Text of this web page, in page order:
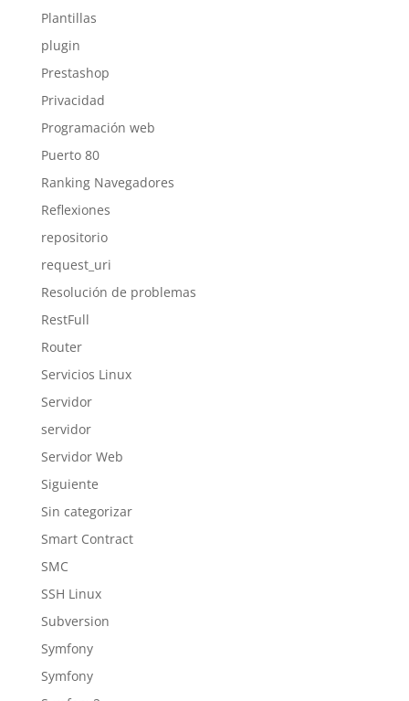
Plantillas
plugin
Prestashop
Privacidad
Programación web
Puerto 80
Ranking Navegadores
Reflexiones
repositorio
request_uri
Resolución de problemas
RestFull
Router
Servicios Linux
Servidor
servidor
Servidor Web
Siguiente
Sin categorizar
Smart Contract
SMC
SSH Linux
Subversion
Symfony
Symfony